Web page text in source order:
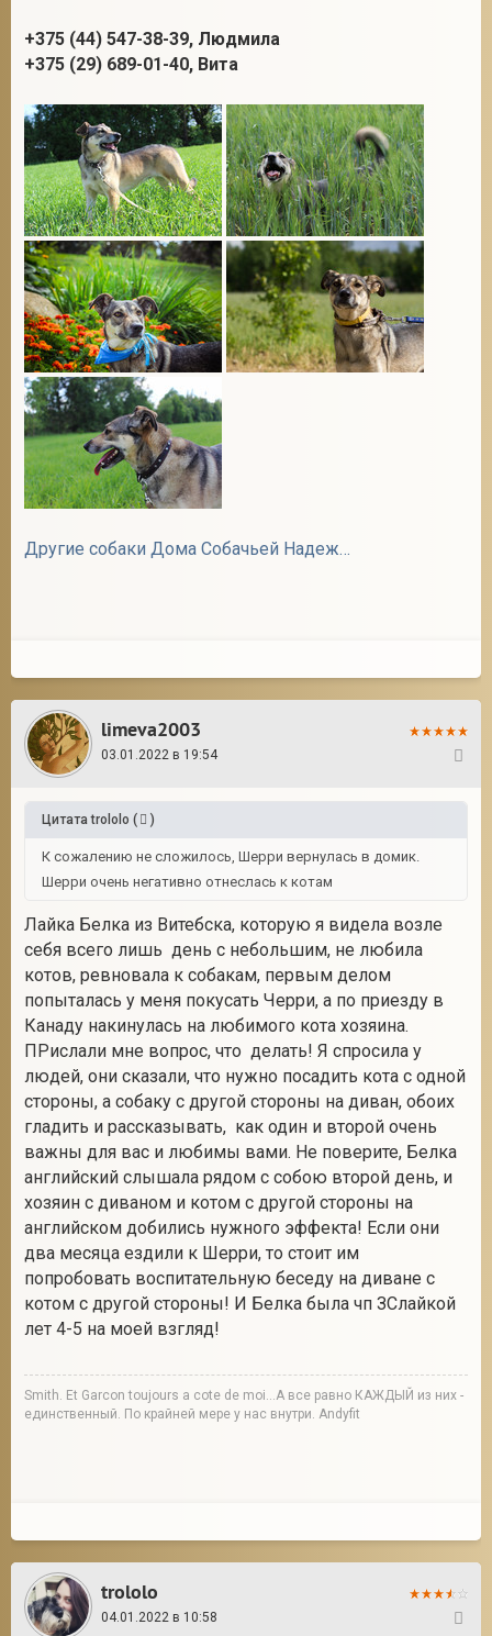
+375 (44) 547-38-39, Людмила
+375 (29) 689-01-40, Вита
Другие собаки Дома Собачьей Надежды
limeva2003
03.01.2022 в 19:54
Цитата trololo ( )
К сожалению не сложилось, Шерри вернулась в домик.
Шерри очень негативно отнеслась к котам
Лайка Белка из Витебска, которую я видела возле
себя всего лишь день с небольшим, не любила
котов, ревновала к собакам, первым делом
попыталась у меня покусать Черри, а по приезду в
Канаду накинулась на любимого кота хозяина.
ПРислали мне вопрос, что делать! Я спросила у
людей, они сказали, что нужно посадить кота с одной
стороны, а собаку с другой стороны на диван, обоих
гладить и рассказывать, как один и второй очень
важны для вас и любимы вами. Не поверите, Белка
английский слышала рядом с собою второй день, и
хозяин с диваном и котом с другой стороны на
английском добились нужного эффекта! Если они
два месяца ездили к Шерри, то стоит им
попробовать воспитательную беседу на диване с
котом с другой стороны! И Белка была чп ЗСлайкой
лет 4-5 на моей взгляд!
Smith. Et Garcon toujours a cote de moi...А все равно КАЖДЫЙ из них -
единственный. По крайней мере у нас внутри. Andyfit
trololo
04.01.2022 в 10:58